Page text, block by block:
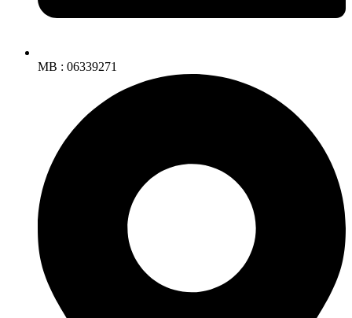
MB : 06339271